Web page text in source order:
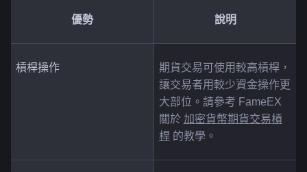
優勢 說明
槓桿操作
期貨交易可使用較高槓桿，
讓交易者用較少資金操作更
大部位。請參考 FameEX
關於 加密貨幣期貨交易槓
桿 的教學。